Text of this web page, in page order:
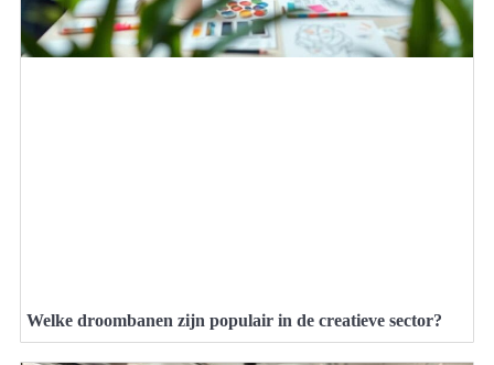
Welke droombanen zijn populair in de creatieve sector?